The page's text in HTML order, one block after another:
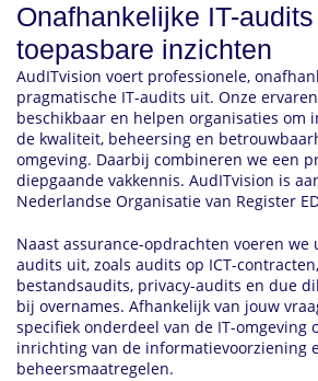
Onafhankelijke IT-
toepasbare inzichten
AudITvision voert professionele,
pragmatische IT-audits uit. Onze
beschikbaar en helpen organisaties om
de kwaliteit, beheersing en
omgeving. Daarbij combineren we een
diepgaande vakkennis. AudITvision is
Nederlandse Organisatie van Register
Naast assurance-opdrachten voeren we
audits uit, zoals audits op ICT-
bestandsaudits, privacy-audits en due
bij overnames. Afhankelijk van jouw
specifiek onderdeel van de IT-omgeving
inrichting van de informatievoorziening
beheersmaatregelen.